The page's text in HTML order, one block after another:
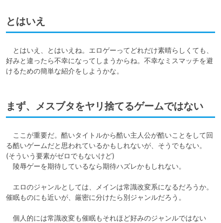
とはいえ
とはいえ、とはいえね。エロゲーってどれだけ素晴らしくても、
好みと違ったら不幸になってしまうからね。不幸なミスマッチを避
けるための簡単な紹介をしようかな。
まず、メスブタをヤリ捨てるゲームではない
ここが重要だ。酷いタイトルから酷い主人公が酷いことをして回
る酷いゲームだと思われているかもしれないが、そうでもない。
(そういう要素がゼロでもないけど)
陵辱ゲーを期待しているなら期待ハズレかもしれない。
エロのジャンルとしては、メインは常識改変系になるだろうか。
催眠ものにも近いが、厳密に分けたら別ジャンルだろう。
個人的には常識改変も催眠もそれほど好みのジャンルではない